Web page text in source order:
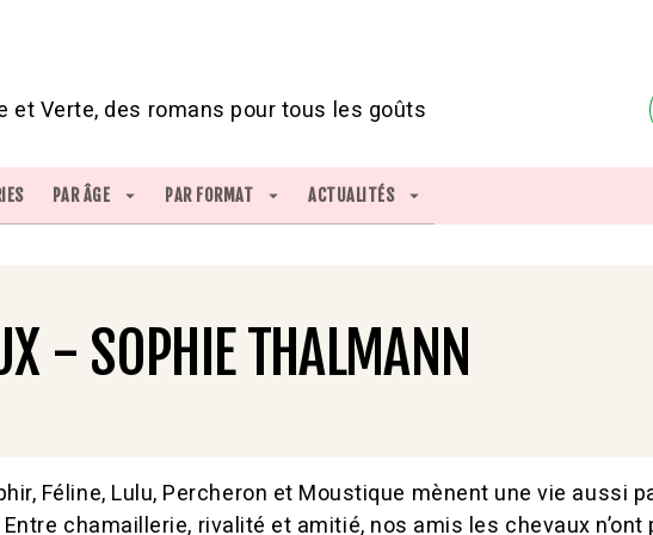
et Verte, des romans pour tous les goûts
PAR ÂGE arrow_drop_down PAR FORMAT arrow_drop_down ACTUALITÉS arrow_drop_down
- SOPHIE THALMANN
Féline, Lulu, Percheron et Moustique mènent une vie aussi
chamaillerie, rivalité et amitié, nos amis les chevaux n’ont